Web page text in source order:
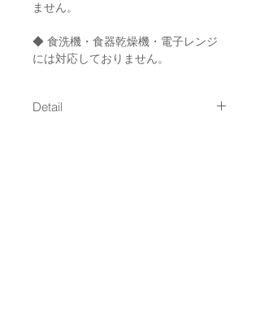
ません。
◆ 食洗機・食器乾燥機・電子レンジ
には対応しておりません。
Detail